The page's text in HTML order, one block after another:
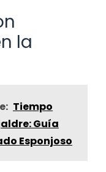
la
Tiempo
Guía
Esponjoso